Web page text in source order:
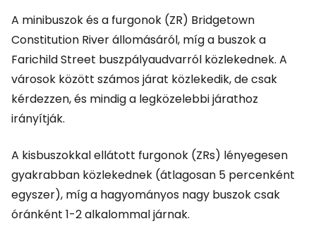
A minibuszok és a furgonok (ZR) Bridgetown
Constitution River állomásáról, míg a buszok a
Farichild Street buszpályaudvarról közlekednek. A
városok között számos járat közlekedik, de csak
kérdezzen, és mindig a legközelebbi járathoz
irányítják.
A kisbuszokkal ellátott furgonok (ZRs) lényegesen
gyakrabban közlekednek (átlagosan 5 percenként
egyszer), míg a hagyományos nagy buszok csak
óránként 1-2 alkalommal járnak.